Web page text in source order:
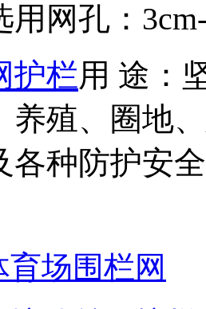
用网孔：
护栏用 途：
养殖、圈地
各种防护安
育场围栏网